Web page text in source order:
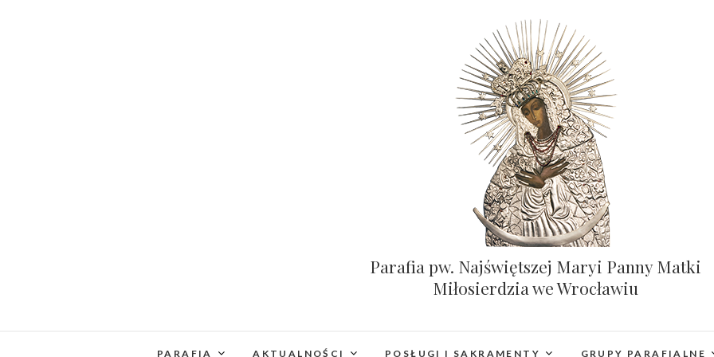
Parafia pw. Najświętszej Maryi Panny Matki
Miłosierdzia we Wrocławiu
PARAFIA AKTUALNOŚCI POSŁUGI I SAKRAMENTY GRUPY PARAFIALNE